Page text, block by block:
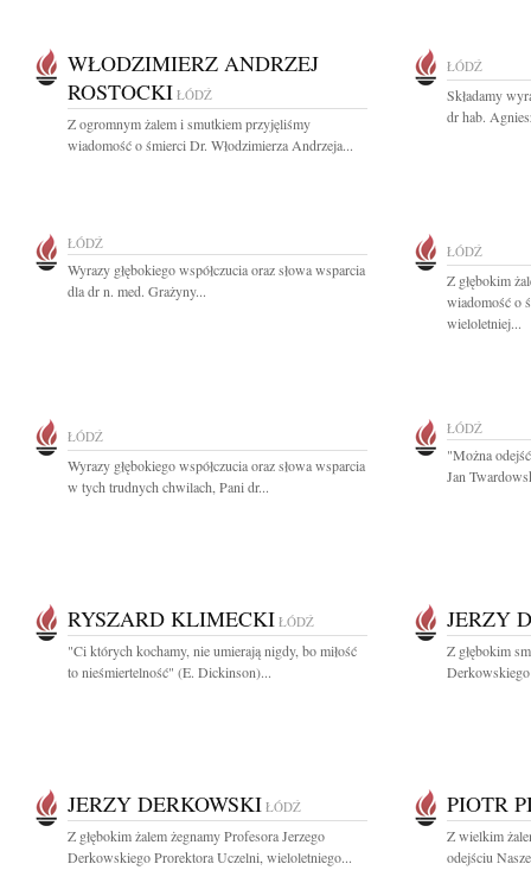
WŁODZIMIERZ ANDRZEJ
ROSTOCKI ŁÓDŹ
Z ogromnym żalem i smutkiem przyjęliśmy
wiadomość o śmierci Dr. Włodzimierza Andrzeja...
ŁÓDŹ
Składamy
dr hab.
ŁÓDŹ
Wyrazy głębokiego współczucia oraz słowa wsparcia
dla dr n. med. Grażyny...
ŁÓDŹ
Z głębokim
wiadomość o
wieloletniej...
ŁÓDŹ
Wyrazy głębokiego współczucia oraz słowa wsparcia
w tych trudnych chwilach, Pani dr...
ŁÓDŹ
"Można
Jan
RYSZARD KLIMECKI ŁÓDŹ
"Ci których kochamy, nie umierają nigdy, bo miłość
to nieśmiertelność" (E. Dickinson)...
JERZY
Z głębokim
JERZY DERKOWSKI ŁÓDŹ
Z głębokim żalem żegnamy Profesora Jerzego
Derkowskiego Prorektora Uczelni, wieloletniego...
PIOTR
Z wielkim
odejściu